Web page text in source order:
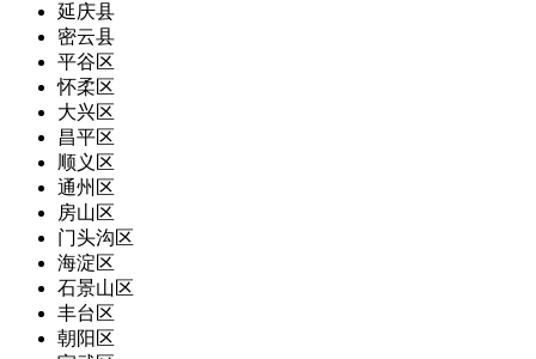
延庆县
密云县
平谷区
怀柔区
大兴区
昌平区
顺义区
通州区
房山区
门头沟区
海淀区
石景山区
丰台区
朝阳区